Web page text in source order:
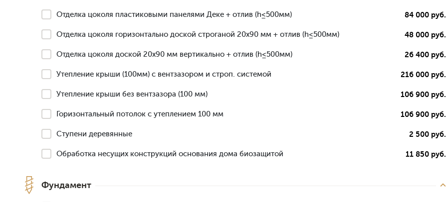
Отделка цоколя пластиковыми панелями Деке + отлив (h≤500мм) 84 000 руб.
Отделка цоколя горизонтально доской строганой 20х90 мм + отлив (h≤500мм) 48 000 руб.
Отделка цоколя доской 20х90 мм вертикально + отлив (h≤500мм) 26 400 руб.
Утепление крыши (100мм) с вентзазором и строп. системой 216 000 руб.
Утепление крыши без вентзазора (100 мм) 106 900 руб.
Горизонтальный потолок с утеплением 100 мм 106 900 руб.
Ступени деревянные 2 500 руб.
Обработка несущих конструкций основания дома биозащитой 11 850 руб.
Фундамент